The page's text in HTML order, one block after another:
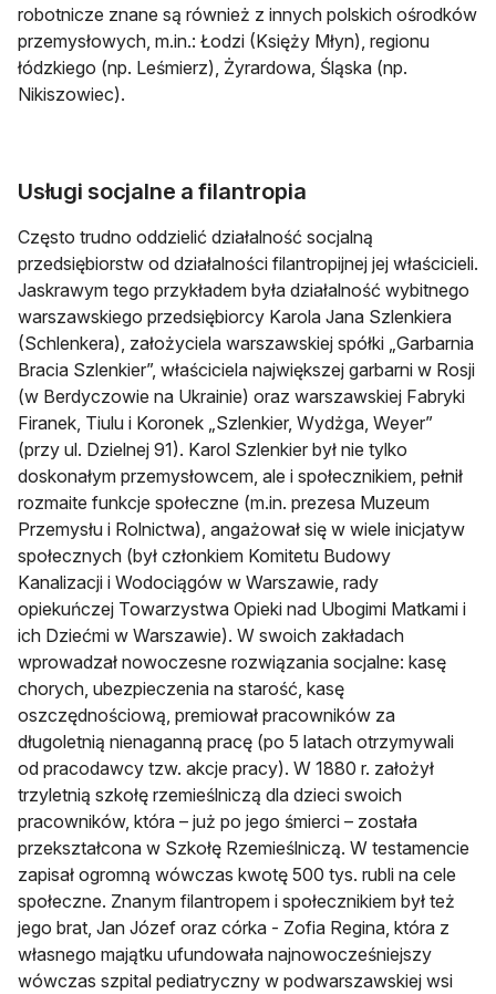
robotnicze znane są również z innych polskich ośrodków
przemysłowych, m.in.: Łodzi (Księży Młyn), regionu
łódzkiego (np. Leśmierz), Żyrardowa, Śląska (np.
Nikiszowiec).
Usługi socjalne a filantropia
Często trudno oddzielić działalność socjalną
przedsiębiorstw od działalności filantropijnej jej właścicieli.
Jaskrawym tego przykładem była działalność wybitnego
warszawskiego przedsiębiorcy Karola Jana Szlenkiera
(Schlenkera), założyciela warszawskiej spółki „Garbarnia
Bracia Szlenkier”, właściciela największej garbarni w Rosji
(w Berdyczowie na Ukrainie) oraz warszawskiej Fabryki
Firanek, Tiulu i Koronek „Szlenkier, Wydżga, Weyer”
(przy ul. Dzielnej 91). Karol Szlenkier był nie tylko
doskonałym przemysłowcem, ale i społecznikiem, pełnił
rozmaite funkcje społeczne (m.in. prezesa Muzeum
Przemysłu i Rolnictwa), angażował się w wiele inicjatyw
społecznych (był członkiem Komitetu Budowy
Kanalizacji i Wodociągów w Warszawie, rady
opiekuńczej Towarzystwa Opieki nad Ubogimi Matkami i
ich Dziećmi w Warszawie). W swoich zakładach
wprowadzał nowoczesne rozwiązania socjalne: kasę
chorych, ubezpieczenia na starość, kasę
oszczędnościową, premiował pracowników za
długoletnią nienaganną pracę (po 5 latach otrzymywali
od pracodawcy tzw. akcje pracy). W 1880 r. założył
trzyletnią szkołę rzemieślniczą dla dzieci swoich
pracowników, która – już po jego śmierci – została
przekształcona w Szkołę Rzemieślniczą. W testamencie
zapisał ogromną wówczas kwotę 500 tys. rubli na cele
społeczne. Znanym filantropem i społecznikiem był też
jego brat, Jan Józef oraz córka - Zofia Regina, która z
własnego majątku ufundowała najnowocześniejszy
wówczas szpital pediatryczny w podwarszawskiej wsi